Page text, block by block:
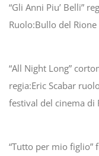
“Gli Anni Piu’ Belli”
Ruolo:Bullo del Rione
“All Night Long”
regia:Eric Scabar
festival del cinema di
“Tutto per mio figlio”